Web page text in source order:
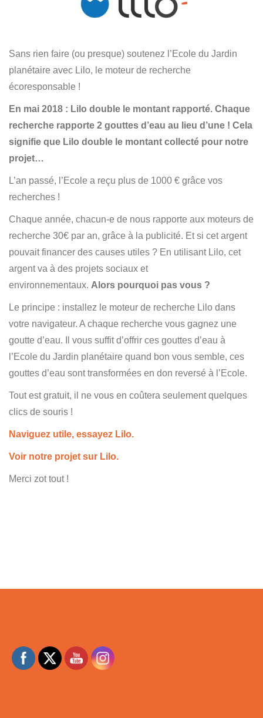
Sans rien faire (ou presque) soutenez l’Ecole du Jardin
planétaire avec Lilo, le moteur de recherche
écoresponsable !
En mai 2018 : Lilo double le montant rapporté. Chaque
recherche rapporte 2 gouttes d’eau au lieu d’une ! Cela
signifie que Lilo double le montant collecté pour notre
projet…
L’an passé, l’Ecole a reçu plus de 1000 € grâce vos
recherches !
Chaque année, chacun-e de nous rapporte aux moteurs de
recherche 30€ par an, grâce à la publicité. Et si cet argent
pouvait financer des causes utiles ? En utilisant Lilo, cet
argent va à des projets sociaux et
environnementaux. Alors pourquoi pas vous ?
Le principe : installez le moteur de recherche Lilo dans
votre navigateur. A chaque recherche vous gagnez une
goutte d’eau. Il vous suffit d’offrir ces gouttes d’eau à
l’Ecole du Jardin planétaire quand bon vous semble, ces
gouttes d’eau sont transformées en don reversé à l’Ecole.
Tout est gratuit, il ne vous en coûtera seulement quelques
clics de souris !
Naviguez utile, essayez Lilo.
Voir notre projet sur Lilo.
Merci zot tout !